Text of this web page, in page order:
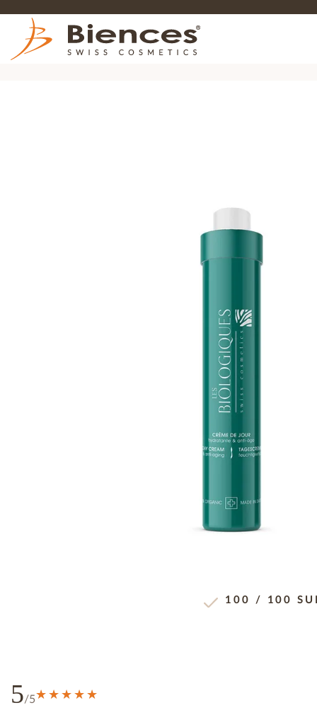
100 / 100
5/5